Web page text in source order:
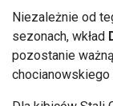
Niezależnie od
sezonach, wkład
pozostanie
chocianowskiego